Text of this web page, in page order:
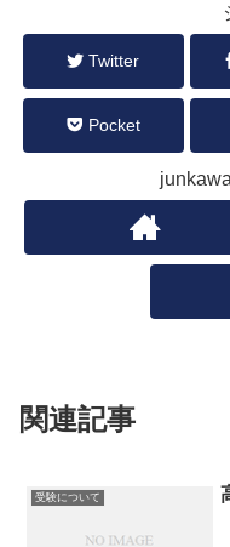
Twitter
Pocket
関連記事
受験について